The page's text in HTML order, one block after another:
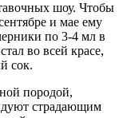
шоу. Чтобы
и мае ему
по 3-4 мл в
во всей красе,
сок.
породой,
страдающим